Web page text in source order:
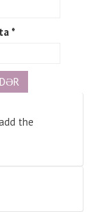
*
the